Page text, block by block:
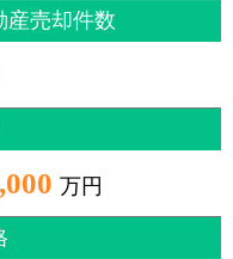
産売却件数
万円